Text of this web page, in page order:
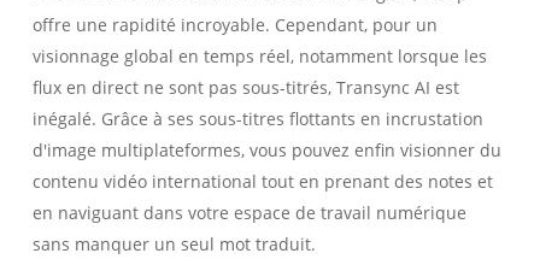
offre une rapidité incroyable. Cependant, pour un
visionnage global en temps réel, notamment lorsque les
flux en direct ne sont pas sous-titrés, Transync AI est
inégalé. Grâce à ses sous-titres flottants en incrustation
d'image multiplateformes, vous pouvez enfin visionner du
contenu vidéo international tout en prenant des notes et
en naviguant dans votre espace de travail numérique
sans manquer un seul mot traduit.